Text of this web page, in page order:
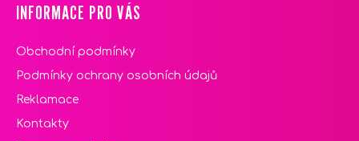
INFORMACE PRO VÁS
Obchodní podmínky
Podmínky ochrany osobních údajů
Reklamace
Kontakty